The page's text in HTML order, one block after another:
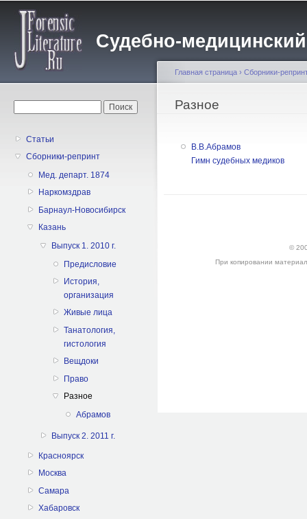
Судебно-
Статьи
Сборники-репринт
Мед. департ. 1874
Наркомздрав
Барнаул-Новосибирск
Казань
Выпуск 1. 2010 г.
Предисловие
История,
организация
Живые лица
Танатология,
гистология
Вещдоки
Право
Разное
Абрамов
Выпуск 2. 2011 г.
Красноярск
Москва
Самара
Хабаровск
Вы здесь
Главная страница › Сборники-
Разное
В.В.Абрамов
Гимн судебных медиков
©
При копировании